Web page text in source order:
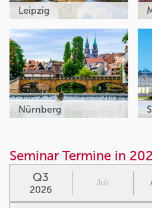
Leipzig
Nürnberg
Seminar Termine in
Q3
2026
Juli